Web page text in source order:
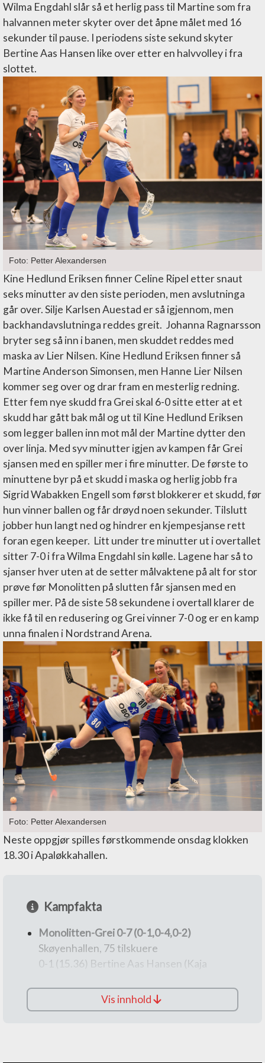
Wilma Engdahl slår så et herlig pass til Martine som fra
halvannen meter skyter over det åpne målet med 16
sekunder til pause. I periodens siste sekund skyter
Bertine Aas Hansen like over etter en halvvolley i fra
slottet.
Foto: Petter Alexandersen
Kine Hedlund Eriksen finner Celine Ripel etter snaut
seks minutter av den siste perioden, men avslutninga
går over. Silje Karlsen Auestad er så igjennom, men
backhandavslutninga reddes greit. Johanna Ragnarsson
bryter seg så inn i banen, men skuddet reddes med
maska av Lier Nilsen. Kine Hedlund Eriksen finner så
Martine Anderson Simonsen, men Hanne Lier Nilsen
kommer seg over og drar fram en mesterlig redning.
Etter fem nye skudd fra Grei skal 6-0 sitte etter at et
skudd har gått bak mål og ut til Kine Hedlund Eriksen
som legger ballen inn mot mål der Martine dytter den
over linja. Med syv minutter igjen av kampen får Grei
sjansen med en spiller mer i fire minutter. De første to
minuttene byr på et skudd i maska og herlig jobb fra
Sigrid Wabakken Engell som først blokkerer et skudd, før
hun vinner ballen og får drøyd noen sekunder. Tilslutt
jobber hun langt ned og hindrer en kjempesjanse rett
foran egen keeper. Litt under tre minutter ut i overtallet
sitter 7-0 i fra Wilma Engdahl sin kølle. Lagene har så to
sjanser hver uten at de setter målvaktene på alt for stor
prøve før Monolitten på slutten får sjansen med en
spiller mer. På de siste 58 sekundene i overtall klarer de
ikke få til en redusering og Grei vinner 7-0 og er en kamp
unna finalen i Nordstrand Arena.
Foto: Petter Alexandersen
Neste oppgjør spilles førstkommende onsdag klokken
18.30 i Apaløkkahallen.
Kampfakta
Monolitten-Grei 0-7 (0-1,0-4,0-2)
Skøyenhallen, 75 tilskuere
0-1 (15.36) Bertine Aas Hansen (Kaja
0-2 (26.46) Celine Ripel (Kine Hedlund
Eriksen)
Vis innhold